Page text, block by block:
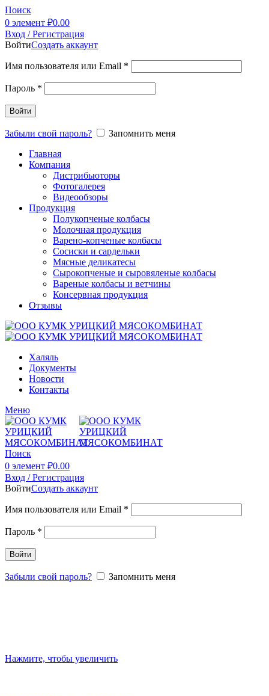
Поиск
0 элемент ₽0.00
Вход / Регистрация
ВойтиСоздать аккаунт
Имя пользователя или Email *
Пароль *
Войти
Забыли свой пароль?
Запомнить меня
Главная
Компания
Дистрибьюторы
Фотогалерея
Видеообзоры
Продукция
Полукопченые колбасы
Молочная продукция
Варено-копченые колбасы
Сосиски и сардельки
Мясные деликатесы
Сырокопченые и сыровяленые колбасы
Вареные колбасы и ветчины
Консервная продукция
Отзывы
Халяль
Документы
Новости
Контакты
Меню
Поиск
0 элемент ₽0.00
Вход / Регистрация
ВойтиСоздать аккаунт
Имя пользователя или Email *
Пароль *
Войти
Забыли свой пароль? Запомнить меня
Нажмите, чтобы увеличить